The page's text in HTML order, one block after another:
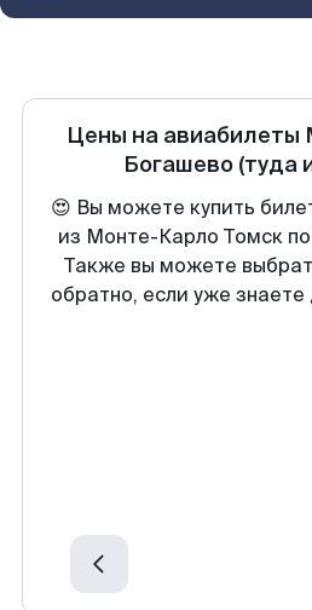
Цены на авиабилеты
Богашево (туда
😍 Вы можете купить
из Монте-Карло Томск
Также вы можете
обратно, если уже